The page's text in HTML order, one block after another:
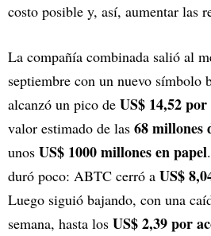
costo posible y, así, aumentar las
La compañía combinada salió al
septiembre con un nuevo
alcanzó un pico de US$ 14,52
valor estimado de las 68 millones
unos US$ 1000 millones en papel
duró poco: ABTC cerró a US$
Luego siguió bajando, con una
semana, hasta los US$ 2,39 por